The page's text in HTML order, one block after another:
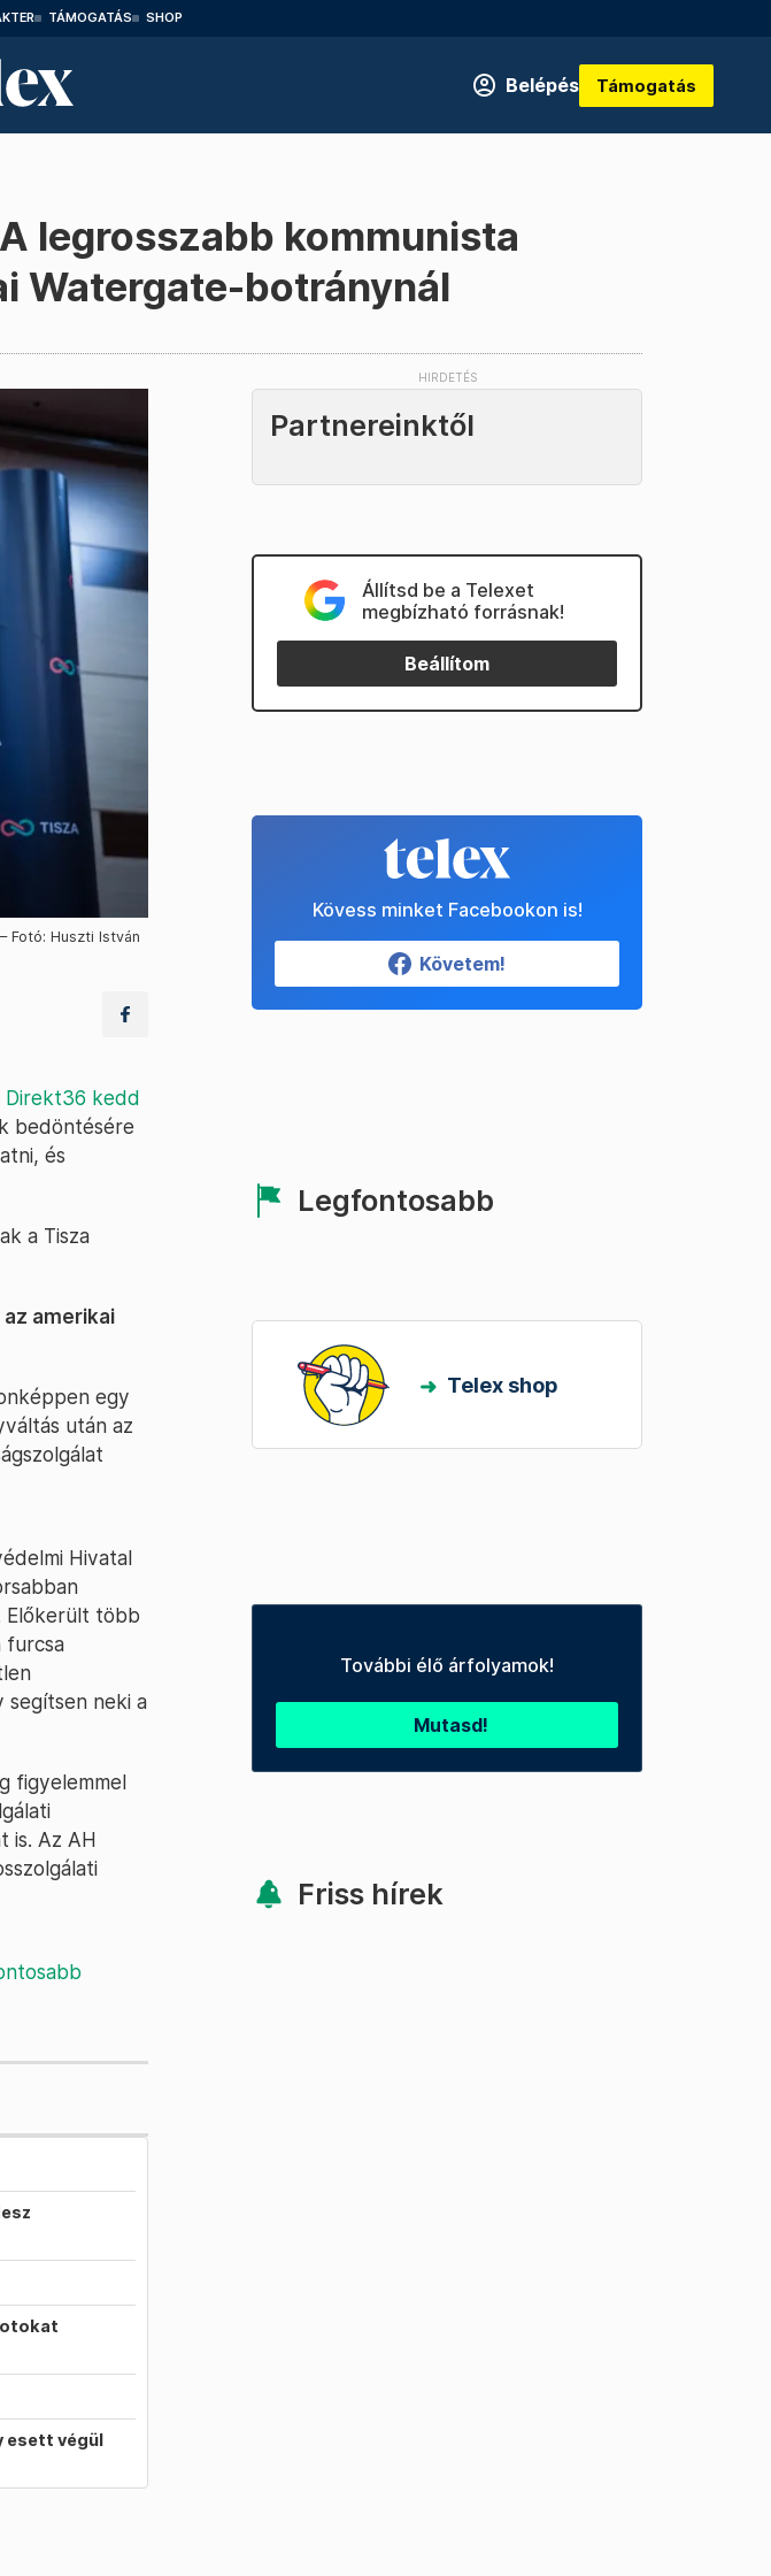
TÁMOGATÁS SHOP
Belépés Támogatás
legrosszabb kommunista
Watergate-botránynál
Fotó: Huszti István
Direkt36 kedd
bedöntésére
és
a Tisza
amerikai
egy
után az
Hivatal
Előkerült több
furcsa
segítsen neki a
figyelemmel
is. Az AH
esett végül
Partnereinktől
Állítsd be a Telexet
megbízható forrásnak!
Beállítom
Kövess minket Facebookon is!
Követem!
Legfontosabb
Telex shop
További élő árfolyamok!
Mutasd!
Friss hírek